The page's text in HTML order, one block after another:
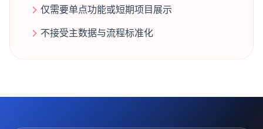
仅需要单点功能或短期项目展示
不接受主数据与流程标准化